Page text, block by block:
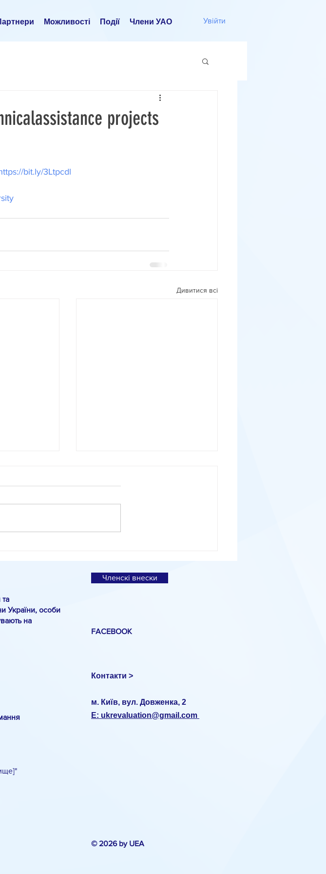
Можливості Події Члени УАО Увійти
projects
bit.ly/3Ltpcdl
Дивитися всі
України, особи
на
Членскі внески
FACEBOOK
Контакти >
м. Київ, вул. Довженка, 2
E: ukrevaluation@gmail.com
© 2026 by UEA